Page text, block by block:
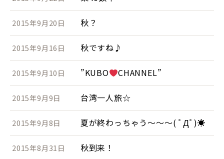
2015年9月20日 秋？
2015年9月16日 秋ですね♪
2015年9月10日 ”KUBO CHANNEL”
2015年9月9日 台湾一人旅☆
2015年9月8日 夏が終わっちゃう～～～( ﾟДﾟ)☀
2015年8月31日 秋到来！